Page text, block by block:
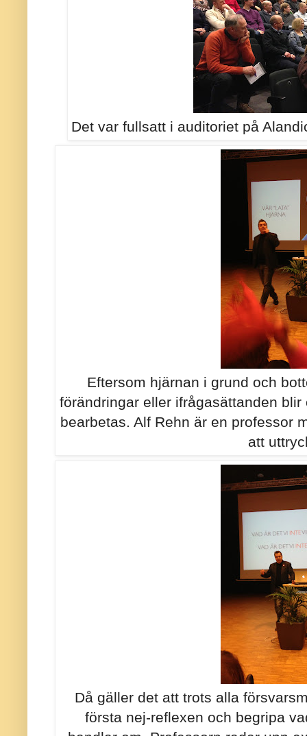
Det var fullsatt i auditoriet på
Eftersom hjärnan i grund och
förändringar eller ifrågasättanden
bearbetas. Alf Rehn är en professor
att
Då gäller det att trots alla
första nej-reflexen och begripa